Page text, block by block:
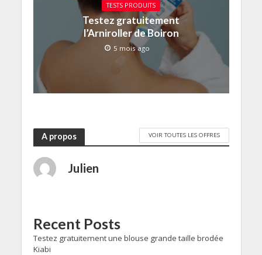
TESTS PRODUITS
Testez gratuitement
l’Arniroller de Boiron
5 mois ago
A propos VOIR TOUTES LES OFFRES
Julien
Recent Posts
Testez gratuitement une blouse grande taille brodée
Kiabi